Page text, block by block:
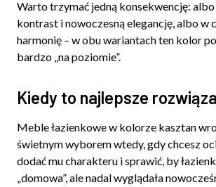
Warto trzymać jedną konsekwencję:
kontrast i nowoczesną elegancję, albo w
harmonię – w obu wariantach ten kolor
bardzo „na poziomie”.
Kiedy to najlepsze
Meble łazienkowe w kolorze kasztan
świetnym wyborem wtedy, gdy chcesz
dodać mu charakteru i sprawić, by
„domowa”, ale nadal wyglądała